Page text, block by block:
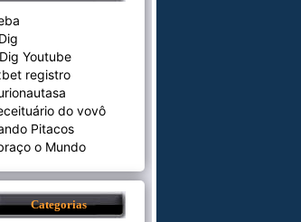
Youtube
registro
do vovô
Pitacos
o Mundo
Categorias